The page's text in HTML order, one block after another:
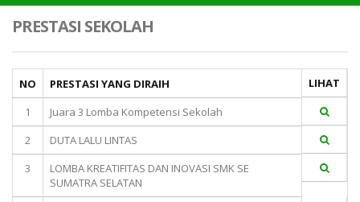
PRESTASI SEKOLAH
NO PRESTASI YANG DIRAIH
LIHAT
1
Juara 3 Lomba Kompetensi Sekolah
2
DUTA LALU LINTAS
3
LOMBA KREATIFITAS DAN INOVASI SMK SE
SUMATRA SELATAN